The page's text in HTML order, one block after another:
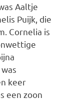
Aaltje
Puijk, die
Cornelia is
keer
een zoon